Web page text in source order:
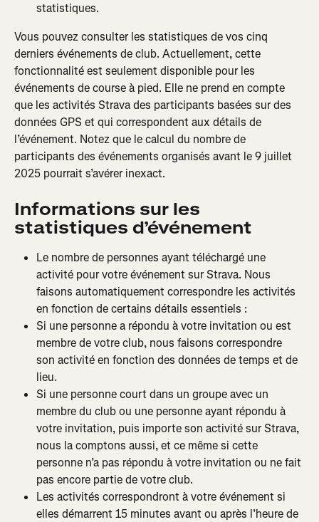
statistiques.
Vous pouvez consulter les statistiques de vos cinq
derniers événements de club. Actuellement, cette
fonctionnalité est seulement disponible pour les
événements de course à pied. Elle ne prend en compte
que les activités Strava des participants basées sur des
données GPS et qui correspondent aux détails de
l’événement. Notez que le calcul du nombre de
participants des événements organisés avant le 9 juillet
2025 pourrait s’avérer inexact.
Informations sur les
statistiques d’événement
Le nombre de personnes ayant téléchargé une
activité pour votre événement sur Strava. Nous
faisons automatiquement correspondre les activités
en fonction de certains détails essentiels :
Si une personne a répondu à votre invitation ou est
membre de votre club, nous faisons correspondre
son activité en fonction des données de temps et de
lieu.
Si une personne court dans un groupe avec un
membre du club ou une personne ayant répondu à
votre invitation, puis importe son activité sur Strava,
nous la comptons aussi, et ce même si cette
personne n’a pas répondu à votre invitation ou ne fait
pas encore partie de votre club.
Les activités correspondront à votre événement si
elles démarrent 15 minutes avant ou après l’heure de